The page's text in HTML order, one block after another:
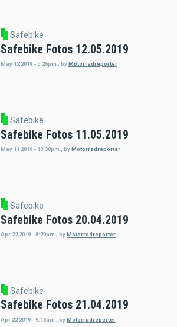
Safebike
Safebike Fotos 12.05.2019
May 12 2019 - 5:26pm , by Motorradreporter
Safebike
Safebike Fotos 11.05.2019
May 11 2019 - 10:30pm byMotorradreporter
Safebike
Safebike Fotos 20.04.2019
Apr 22 2019 - 8:29pm byMotorradreporter
Safebike
Safebike Fotos 21.04.2019
Apr 22 2019 - 9:13am byMotorradreporter